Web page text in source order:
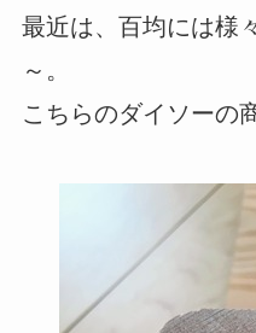
最近は、百均には様
～。
こちらのダイソーの